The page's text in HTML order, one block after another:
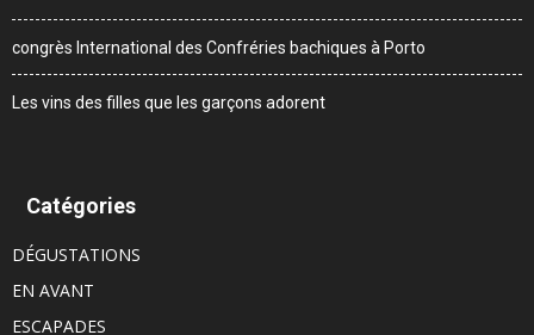
congrès International des Confréries bachiques à Porto
Les vins des filles que les garçons adorent
Catégories
DÉGUSTATIONS
EN AVANT
ESCAPADES